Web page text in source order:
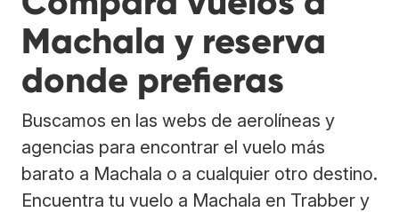
Machala y reserva
donde prefieras
Buscamos en las webs de aerolíneas y
agencias para encontrar el vuelo más
barato a Machala o a cualquier otro destino.
Encuentra tu vuelo a Machala en Trabber y